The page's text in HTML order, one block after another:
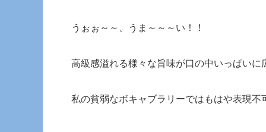
うぉぉ～～、うま～～～い！！
高級感溢れる様々な旨味が口の中いっぱいに
私の貧弱なボキャブラリーではもはや表現不